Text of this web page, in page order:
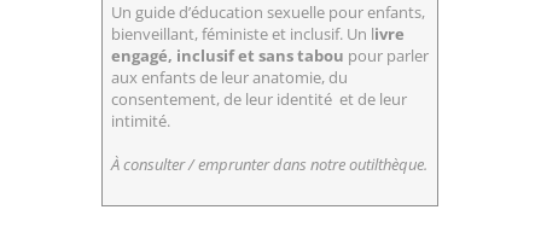
Un guide d’éducation sexuelle pour enfants,
bienveillant, féministe et inclusif. Un livre
engagé, inclusif et sans tabou pour parler
aux enfants de leur anatomie, du
consentement, de leur identité et de leur
intimité.
À consulter / emprunter dans notre outilthèque.